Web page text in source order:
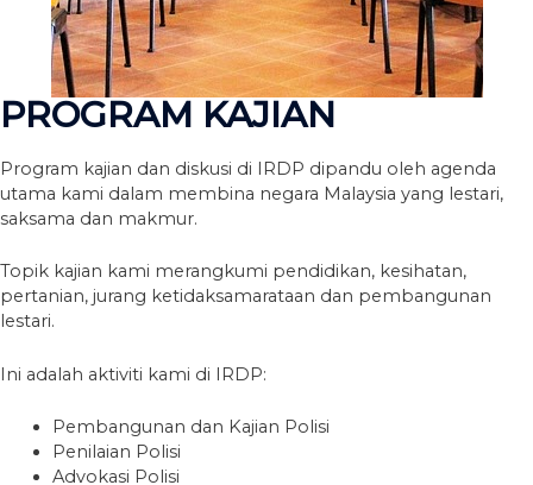
PROGRAM KAJIAN
Program kajian dan diskusi di IRDP dipandu oleh agenda
utama kami dalam membina negara Malaysia yang lestari,
saksama dan makmur.
Topik kajian kami merangkumi pendidikan, kesihatan,
pertanian, jurang ketidaksamarataan dan pembangunan
lestari.
Ini adalah aktiviti kami di IRDP:
Pembangunan dan Kajian Polisi
Penilaian Polisi
Advokasi Polisi